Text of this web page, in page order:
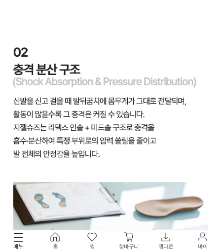
메뉴 홈 찜 장바구니 앱다운 마이